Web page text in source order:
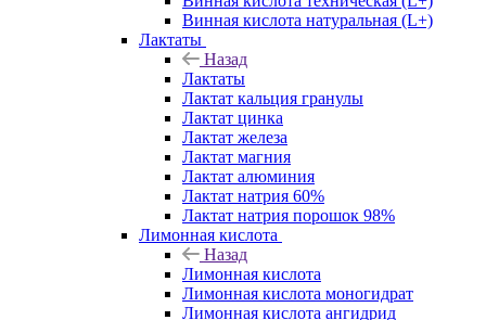
Винная кислота натуральная (L+)
Лактаты
Назад
Лактаты
Лактат кальция гранулы
Лактат цинка
Лактат железа
Лактат магния
Лактат алюминия
Лактат натрия 60%
Лактат натрия порошок 98%
Лимонная кислота
Назад
Лимонная кислота
Лимонная кислота моногидрат
Лимонная кислота ангидрид